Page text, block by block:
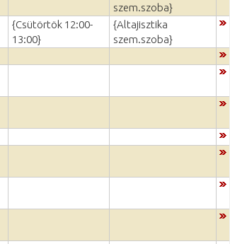
szem.szoba}
{Csütörtök 12:00-
13:00}
{Altajisztika
szem.szoba}